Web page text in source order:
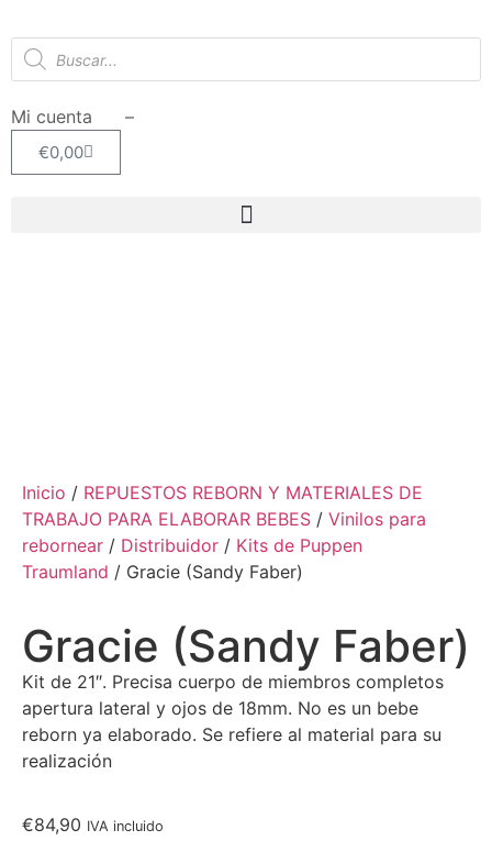
Mi cuenta –
€0,00
Inicio / REPUESTOS REBORN Y MATERIALES DE
TRABAJO PARA ELABORAR BEBES / Vinilos para
rebornear / Distribuidor / Kits de Puppen
Traumland / Gracie (Sandy Faber)
Gracie (Sandy Faber)
Kit de 21″. Precisa cuerpo de miembros completos
apertura lateral y ojos de 18mm. No es un bebe
reborn ya elaborado. Se refiere al material para su
realización
€84,90 IVA incluido